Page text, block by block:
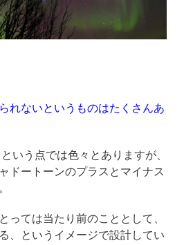
ないというものはたくさんあ
いう点では色々とありますが、
ドートーンのプラスとマイナス
っては当たり前のこととして、
、というイメージで設計してい